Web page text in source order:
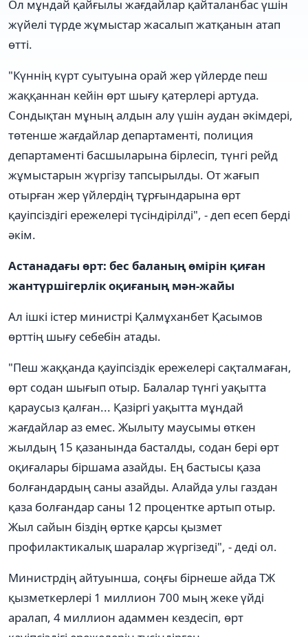
Ол мұндай қайғылы жағдайлар қайталанбас үшін
жүйелі түрде жұмыстар жасалып жатқанын атап
өтті.
"Күннің күрт суытуына орай жер үйлерде пеш
жаққаннан кейін өрт шығу қатерлері артуда.
Сондықтан мұның алдын алу үшін аудан әкімдері,
төтенше жағдайлар департаменті, полиция
департаменті басшыларына бірлесіп, түнгі рейд
жұмыстарын жүргізу тапсырылды. От жағып
отырған жер үйлердің тұрғындарына өрт
қауіпсіздігі ережелері түсіндірілді", - деп есеп берді
әкім.
Астанадағы өрт: бес баланың өмірін қиған
жантүршігерлік оқиғаның мән-жайы
Ал ішкі істер министрі Қалмұханбет Қасымов
өрттің шығу себебін атады.
"Пеш жаққанда қауіпсіздік ережелері сақталмаған,
өрт содан шығып отыр. Балалар түнгі уақытта
қараусыз қалған... Қазіргі уақытта мұндай
жағдайлар аз емес. Жылыту маусымы өткен
жылдың 15 қазанында басталды, содан бері өрт
оқиғалары біршама азайды. Ең бастысы қаза
болғандардың саны азайды. Алайда улы газдан
қаза болғандар саны 12 процентке артып отыр.
Жыл сайын біздің өртке қарсы қызмет
профилактикалық шаралар жүргізеді", - деді ол.
Министрдің айтуынша, соңғы бірнеше айда ТЖ
қызметкерлері 1 миллион 700 мың жеке үйді
аралап, 4 миллион адаммен кездесіп, өрт